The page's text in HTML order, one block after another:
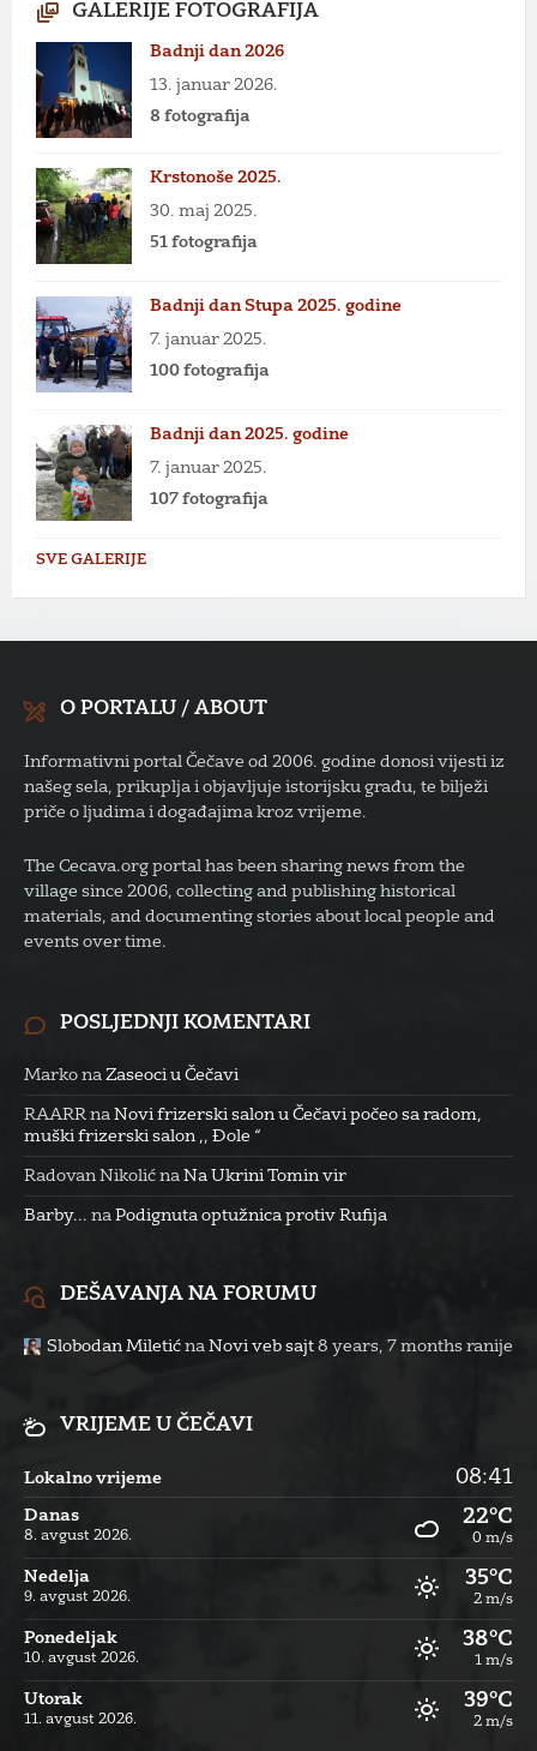
GALERIJE FOTOGRAFIJA
Badnji dan 2026
13. januar 2026.
8 fotografija
Krstonoše 2025.
30. maj 2025.
51 fotografija
Badnji dan Stupa 2025. godine
7. januar 2025.
100 fotografija
Badnji dan 2025. godine
7. januar 2025.
107 fotografija
SVE GALERIJE
O PORTALU / ABOUT
Informativni portal Čečave od 2006. godine donosi vijesti iz
našeg sela, prikuplja i objavljuje istorijsku građu, te bilježi
priče o ljudima i događajima kroz vrijeme.
The Cecava.org portal has been sharing news from the
village since 2006, collecting and publishing historical
materials, and documenting stories about local people and
events over time.
POSLJEDNJI KOMENTARI
Marko na Zaseoci u Čečavi
RAARR na Novi frizerski salon u Čečavi počeo sa radom,
muški frizerski salon ,, Đole “
Radovan Nikolić na Na Ukrini Tomin vir
Barby... na Podignuta optužnica protiv Rufija
DEŠAVANJA NA FORUMU
Slobodan Miletić na Novi veb sajt 8 years, 7 months ranije
VRIJEME U ČEČAVI
Lokalno vrijeme 08:41
Danas
8. avgust 2026.
22°C
0 m/s
Nedelja
9. avgust 2026.
35°C
2 m/s
Ponedeljak
10. avgust 2026.
38°C
1 m/s
Utorak
11. avgust 2026.
39°C
2 m/s